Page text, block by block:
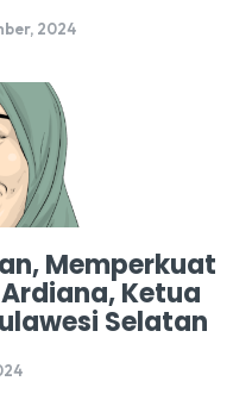
2024
Memperkuat
Ketua
Selatan